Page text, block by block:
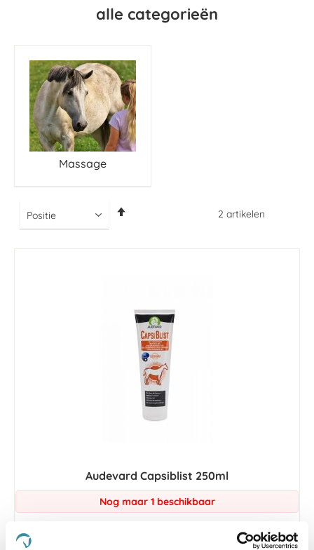
alle categorieën
Massage
2 artikelen
Audevard Capsiblist 250ml
Nog maar 1 beschikbaar